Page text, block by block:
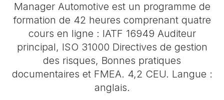
Manager Automotive est un programme de
formation de 42 heures comprenant quatre
cours en ligne : IATF 16949 Auditeur
principal, ISO 31000 Directives de gestion
des risques, Bonnes pratiques
documentaires et FMEA. 4,2 CEU. Langue :
anglais.